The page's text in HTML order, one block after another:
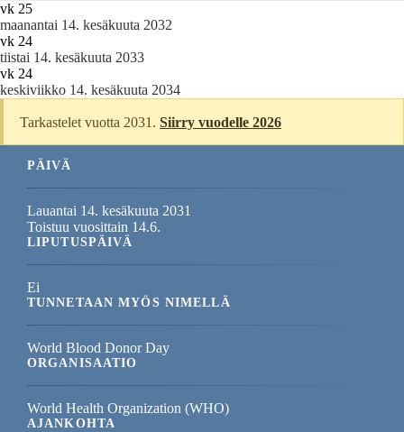
vk 25
maanantai 14. kesäkuuta 2032
vk 24
tiistai 14. kesäkuuta 2033
vk 24
keskiviikko 14. kesäkuuta 2034
Tarkastelet vuotta 2031.Siirry vuodelle 2026
PÄIVÄ
Lauantai 14. kesäkuuta 2031
Toistuu vuosittain 14.6.
LIPUTUSPÄIVÄ
Ei
TUNNETAAN MYÖS NIMELLÄ
World Blood Donor Day
ORGANISAATIO
World Health Organization (WHO)
AJANKOHTA